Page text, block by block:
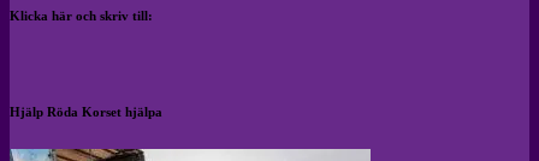
Klicka här och skriv till:
Hjälp Röda Korset hjälpa